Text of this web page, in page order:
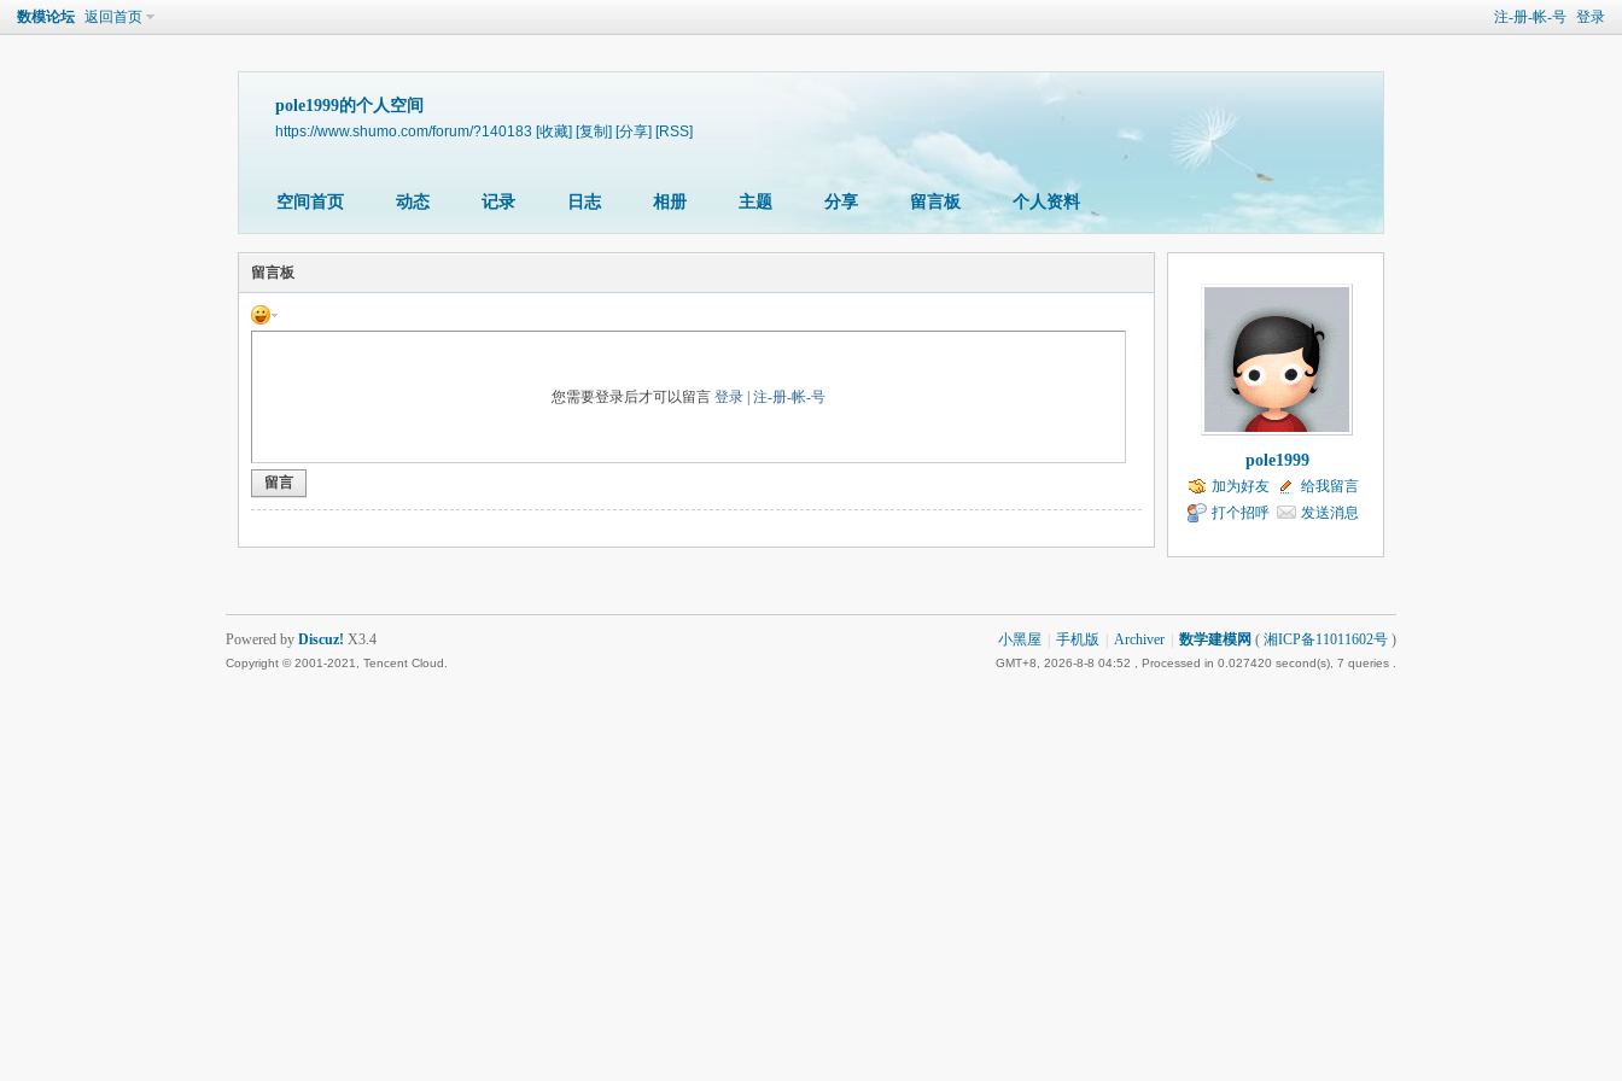
注-册-帐-号 登录
数模论坛 返回首页
pole1999的个人空间
https://www.shumo.com/forum/?140183 [收藏] [复制] [分享] [RSS]
空间首页 动态 记录 日志 相册 主题 分享 留言板 个人资料
留言板
您需要登录后才可以留言登录 |注-册-帐-号
留言
pole1999
加为好友
给我留言
打个招呼
发送消息
小黑屋 手机版 Archiver 数学建模网 ( 湘ICP备11011602号 )
GMT+8, 2026-8-8 04:52 , Processed in 0.027420 second(s), 7 queries .
Powered by Discuz! X3.4
Copyright © 2001-2021, Tencent Cloud.